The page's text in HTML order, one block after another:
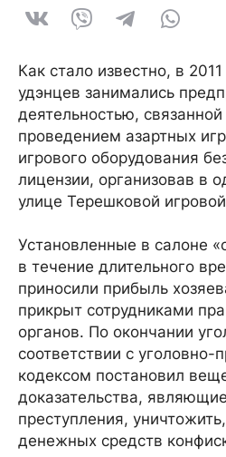
Как стало известно, в
удэнцев занимались
деятельностью,
проведением азартных
игрового оборудования
лицензии, организовав в
улице Терешковой
Установленные в салоне
в течение длительного
приносили прибыль
прикрыт сотрудниками
органов. По окончании
соответствии с уголовно-
кодексом постановил
доказательства,
преступления,
денежных средств